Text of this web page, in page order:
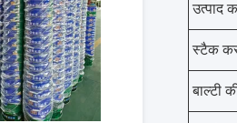
उत्पाद
स्टैक
बाल्टी